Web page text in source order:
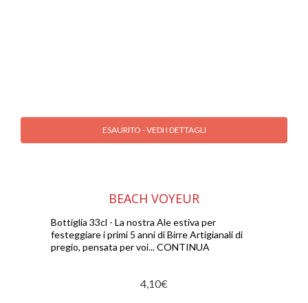
ESAURITO - VEDI I DETTAGLI
BEACH VOYEUR
Bottiglia 33cl - La nostra Ale estiva per
festeggiare i primi 5 anni di Birre Artigianali di
pregio, pensata per voi... CONTINUA
4,10€